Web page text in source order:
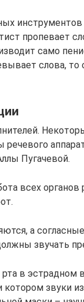
пропевает
само
слова, то
Пугачевой.
всех органов
а
звучать
в эстрадном
звуки